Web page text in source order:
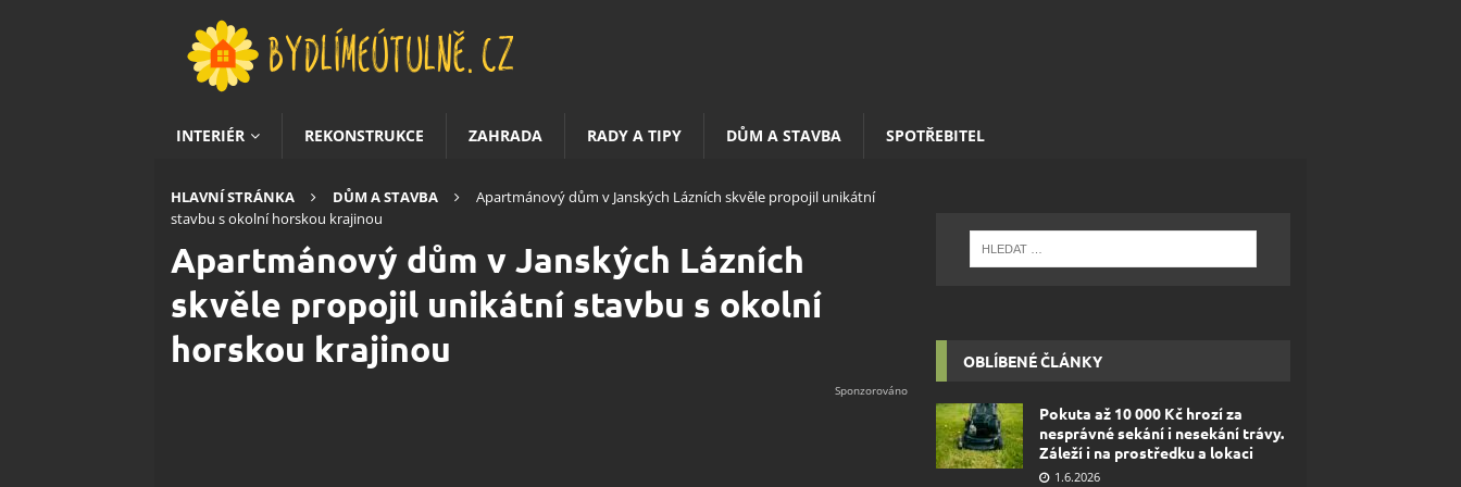
INTERIÉR REKONSTRUKCE ZAHRADA RADY A TIPY DŮM A STAVBA SPOTŘEBITEL
HLAVNÍ STRÁNKA DŮM A STAVBA
Apartmánový dům v Janských Lázních skvěle propojil unikátní
stavbu s okolní horskou krajinou
Apartmánový dům v Janských Lázních
skvěle propojil unikátní stavbu s okolní
horskou krajinou
OBLÍBENÉ ČLÁNKY
Pokuta až 10 000 Kč hrozí za
nesprávné sekání i nesekání trávy.
Záleží i na prostředku a lokaci
1.6.2026